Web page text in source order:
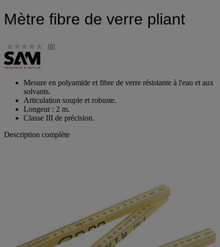
Mètre fibre de verre pliant
(0)
Mesure en polyamide et fibre de verre résistante à l'eau et aux
solvants.
Articulation souple et robuste.
Longeur : 2 m.
Classe III de précision.
Description complète